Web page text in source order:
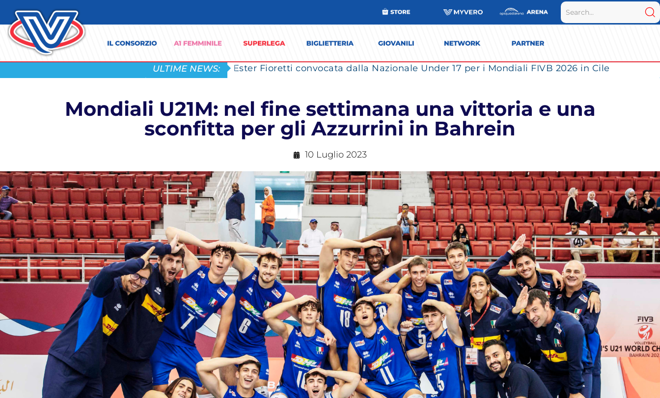
ULTIME NEWS: Ester Fioretti convocata dalla Nazionale Under 17 per i Mondiali FIVB 2026 in Cile
Mondiali U21M: nel fine settimana una vittoria e una
sconfitta per gli Azzurrini in Bahrein
10 Luglio 2023